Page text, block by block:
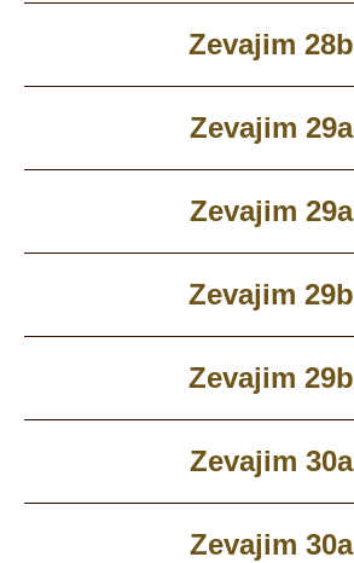
Zevajim 28b
Zevajim 29a
Zevajim 29a
Zevajim 29b
Zevajim 29b
Zevajim 30a
Zevajim 30a